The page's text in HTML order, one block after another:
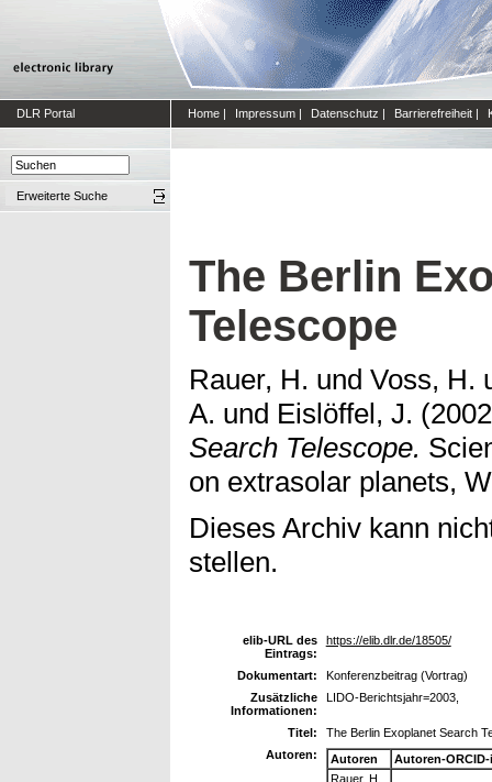
DLR Portal Home | Impressum | Datenschutz | Barrierefreiheit |
Erweiterte Suche
The Berlin
Telescope
Rauer, H. und Voss, H.
A. und Eislöffel, J.
Search Telescope.
on extrasolar planets,
Dieses Archiv kann
stellen.
elib-URL des
Eintrags:
https://elib.dlr.de/18505/
Dokumentart:
Konferenzbeitrag (Vortrag)
Zusätzliche
Informationen:
LIDO-Berichtsjahr=2003,
Titel:
The Berlin Exoplanet Search
Autoren:
Autoren
Autoren-ORCID-
Rauer, H.